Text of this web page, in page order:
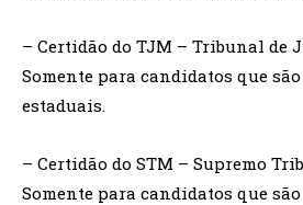
– Certidão do TJM – Tribunal
Somente para candidatos que
estaduais.
– Certidão do STM – Supremo
Somente para candidatos que